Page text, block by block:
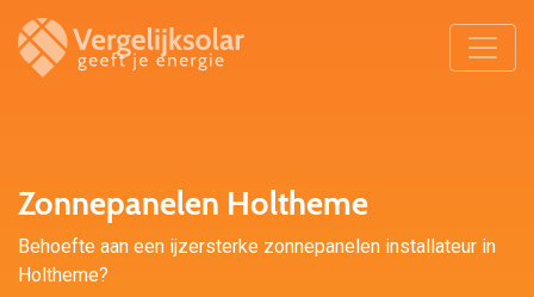
Zonnepanelen Holtheme
Behoefte aan een ijzersterke zonnepanelen installateur in
Holtheme?